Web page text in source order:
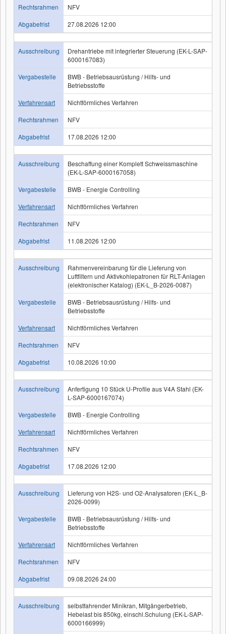
Rechtsrahmen
NFV
Abgabefrist
27.08.2026 12:00
Ausschreibung
Drehantriebe mit integrierter Steuerung (EK-L-SAP-
6000167083)
Vergabestelle
BWB - Betriebsausrüstung / Hilfs- und
Betriebsstoffe
Verfahrensart
Nichtförmliches Verfahren
Rechtsrahmen
NFV
Abgabefrist
17.08.2026 12:00
Ausschreibung
Beschaffung einer Komplett Schweissmaschine
(EK-L-SAP-6000167058)
Vergabestelle
BWB - Energie Controlling
Verfahrensart
Nichtförmliches Verfahren
Rechtsrahmen
NFV
Abgabefrist
11.08.2026 12:00
Ausschreibung
Rahmenvereinbarung für die Lieferung von
Luftfiltern und Aktivkohlepatronen für RLT-Anlagen
(elektronischer Katalog) (EK-L_B-2026-0087)
Vergabestelle
BWB - Betriebsausrüstung / Hilfs- und
Betriebsstoffe
Verfahrensart
Nichtförmliches Verfahren
Rechtsrahmen
NFV
Abgabefrist
10.08.2026 10:00
Ausschreibung
Anfertigung 10 Stück U-Profile aus V4A Stahl (EK-
L-SAP-6000167074)
Vergabestelle
BWB - Energie Controlling
Verfahrensart
Nichtförmliches Verfahren
Rechtsrahmen
NFV
Abgabefrist
17.08.2026 12:00
Ausschreibung
Lieferung von H2S- und O2-Analysatoren (EK-L_B-
2026-0099)
Vergabestelle
BWB - Betriebsausrüstung / Hilfs- und
Betriebsstoffe
Verfahrensart
Nichtförmliches Verfahren
Rechtsrahmen
NFV
Abgabefrist
09.08.2026 24:00
Ausschreibung
selbstfahrender Minikran, Mitgängerbetrieb,
Hebelast bis 850kg, einschl.Schulung (EK-L-SAP-
6000166999)